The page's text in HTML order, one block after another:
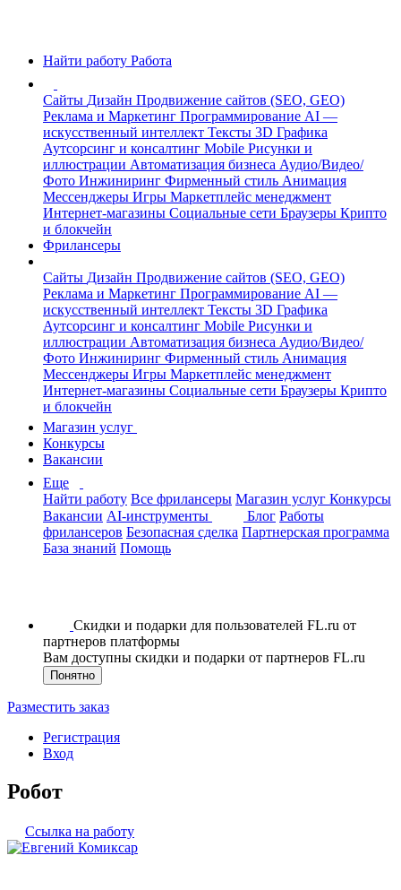
Найти работу Работа
Сайты Дизайн Продвижение сайтов (SEO, GEO)
Реклама и Маркетинг Программирование AI —
искусственный интеллект Тексты 3D Графика
Аутсорсинг и консалтинг Mobile Рисунки и
иллюстрации Автоматизация бизнеса Аудио/Видео/
Фото Инжиниринг Фирменный стиль Анимация
Мессенджеры Игры Маркетплейс менеджмент
Интернет-магазины Социальные сети Браузеры Крипто
и блокчейн
Фрилансеры
Сайты Дизайн Продвижение сайтов (SEO, GEO)
Реклама и Маркетинг Программирование AI —
искусственный интеллект Тексты 3D Графика
Аутсорсинг и консалтинг Mobile Рисунки и
иллюстрации Автоматизация бизнеса Аудио/Видео/
Фото Инжиниринг Фирменный стиль Анимация
Мессенджеры Игры Маркетплейс менеджмент
Интернет-магазины Социальные сети Браузеры Крипто
и блокчейн
Магазин услуг
Конкурсы
Вакансии
Еще
Найти работу Все фрилансеры Магазин услуг Конкурсы
Вакансии AI-инструменты Блог Работы
фрилансеров Безопасная сделка Партнерская программа
База знаний Помощь
Скидки и подарки для пользователей FL.ru от
партнеров платформы
Вам доступны скидки и подарки от партнеров FL.ru
Понятно
Разместить заказ
Регистрация
Вход
Робот
Ссылка на работу